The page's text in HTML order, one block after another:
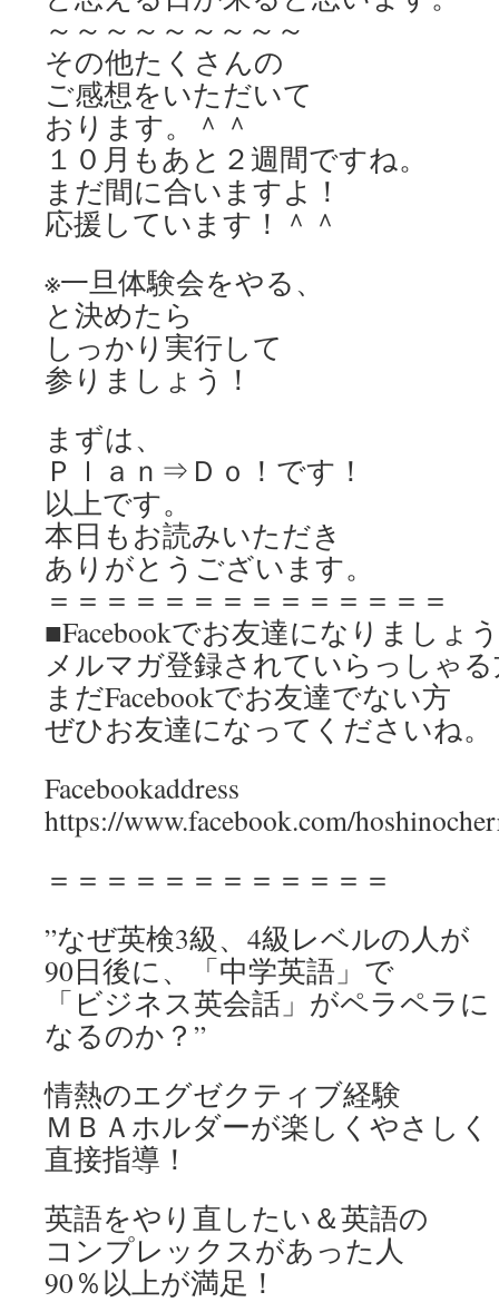
～～～～～～～～～
その他たくさんの
ご感想をいただいて
おります。＾＾
１０月もあと２週間ですね。
まだ間に合いますよ！
応援しています！＾＾
※一旦体験会をやる、
と決めたら
しっかり実行して
参りましょう！
まずは、
Ｐｌａｎ⇒Ｄｏ！です！
以上です。
本日もお読みいただき
ありがとうございます。
＝＝＝＝＝＝＝＝＝＝＝＝＝＝
■Facebookでお友達になりましょ
メルマガ登録されていらっしゃ
まだFacebookでお友達でない方
ぜひお友達になってくださいね。
Facebookaddress
https://www.facebook.com/
＝＝＝＝＝＝＝＝＝＝＝＝
”なぜ英検3級、4級レベルの人が
90日後に、「中学英語」で
「ビジネス英会話」がペラペラに
なるのか？”
情熱のエグゼクティブ経験
ＭＢＡホルダーが楽しくやさしく
直接指導！
英語をやり直したい＆英語の
コンプレックスがあった人
90％以上が満足！